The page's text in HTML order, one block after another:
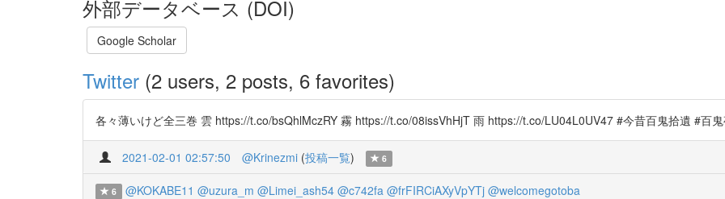
外部データベース (DOI)
Google Scholar
Twitter (2 users, 2 posts, 6 favorites)
各々薄いけど全三巻 雲 https://t.co/bsQhlMczRY 霧 https://t.co/08issVhHjT 雨 https://t.co/LU04L0UV47 #今昔百鬼拾遺 #百
2021-02-01 02:57:50 @Krinezmi (投稿一覧) 6
6 @KOKABE11 @uzura_m @Limei_ash54 @c742fa @frFIRCiAXyVpYTj @welcomegotoba